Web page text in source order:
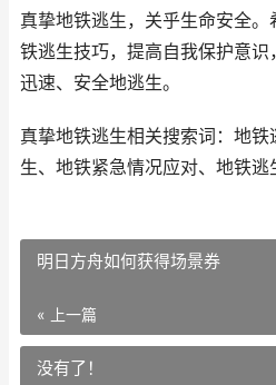
真挚地铁逃生，关乎生命安全
铁逃生技巧，提高自我保护意
迅速、安全地逃生。
真挚地铁逃生相关搜索词：地
生、地铁紧急情况应对、地铁
明日方舟如何获得场景券
« 上一篇
没有了！